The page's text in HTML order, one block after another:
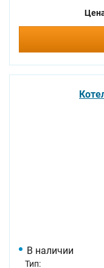
В наличии
Тип: